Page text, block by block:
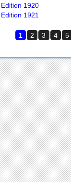
Edition 1920
Edition 1921
1 2 3 4 5